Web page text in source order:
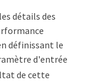
détails des
définissant le
d'entrée
de cette